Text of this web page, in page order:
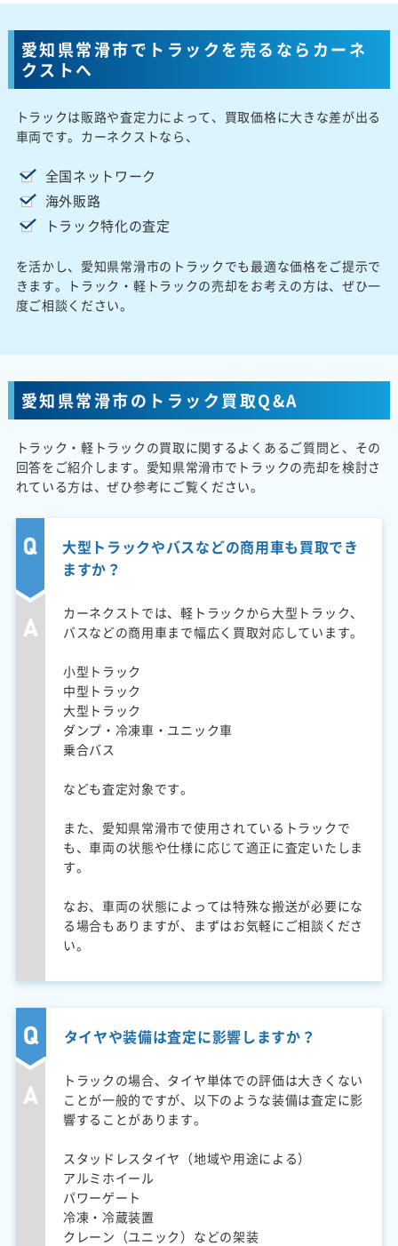
愛知県常滑市でトラックを売るならカーネ
クストへ
トラックは販路や査定力によって、買取価格に大きな差が出る
車両です。カーネクストなら、
全国ネットワーク
海外販路
トラック特化の査定
を活かし、愛知県常滑市のトラックでも最適な価格をご提示で
きます。トラック・軽トラックの売却をお考えの方は、ぜひ一
度ご相談ください。
愛知県常滑市のトラック買取Q&A
トラック・軽トラックの買取に関するよくあるご質問と、その
回答をご紹介します。愛知県常滑市でトラックの売却を検討さ
れている方は、ぜひ参考にご覧ください。
大型トラックやバスなどの商用車も買取でき
ますか？
カーネクストでは、軽トラックから大型トラック、
バスなどの商用車まで幅広く買取対応しています。
小型トラック
中型トラック
大型トラック
ダンプ・冷凍車・ユニック車
乗合バス
なども査定対象です。
また、愛知県常滑市で使用されているトラックで
も、車両の状態や仕様に応じて適正に査定いたしま
す。
なお、車両の状態によっては特殊な搬送が必要にな
る場合もありますが、まずはお気軽にご相談くださ
い。
タイヤや装備は査定に影響しますか？
トラックの場合、タイヤ単体での評価は大きくない
ことが一般的ですが、以下のような装備は査定に影
響することがあります。
スタッドレスタイヤ（地域や用途による）
アルミホイール
パワーゲート
冷凍・冷蔵装置
クレーン（ユニック）などの架装